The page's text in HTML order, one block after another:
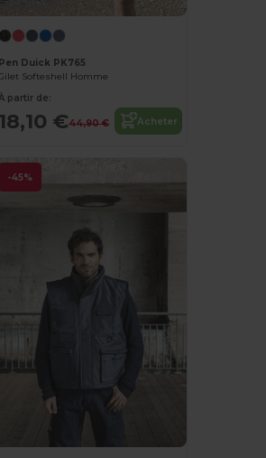
Pen Duick PK765
Softeshell Homme
partir de:
18,10 €44,90 € Acheter
-45%